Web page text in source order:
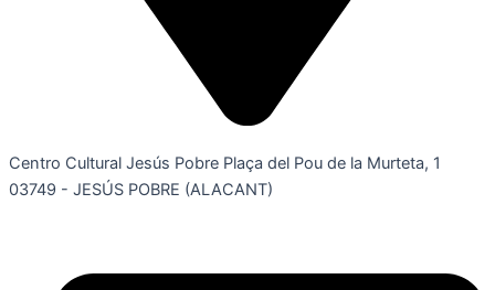
Centro Cultural Jesús Pobre Plaça del Pou de la Murteta, 1
03749 - JESÚS POBRE (ALACANT)